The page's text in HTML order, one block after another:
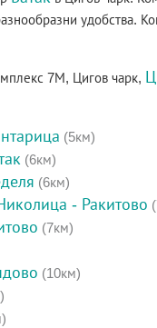
7М, Цигов чарк,
(5км)
(6км)
(6км)
- Ракитово
(7км)
(10км)